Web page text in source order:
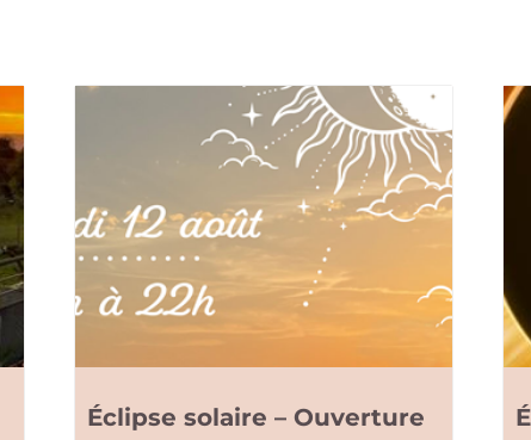
Éclipse solaire – Ouverture